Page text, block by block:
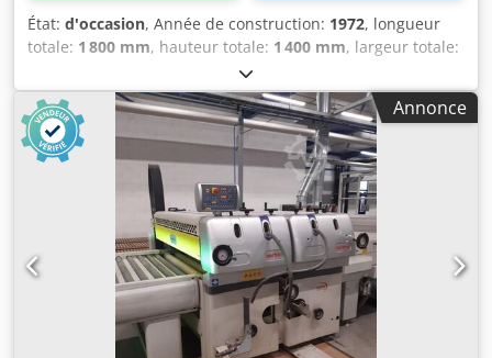
État: d'occasion, Année de construction: 1972, longueur
totale: 1 800 mm, hauteur totale: 1 400 mm, largeur totale:
, Couleur : Vert Poids à vide : 2 000 kg Prix : Sur
demande - Année de fabrication : 1972 - Documentation
disponible : Non - Certificat CE : Non - Commande :
Conventionnelle - Dimensions de transport : 1 800 mm x 2
250 mm x 1 400 mm (L x l x h) - Poids de transport [kg] : 2
000 kg - Emballages de transport [unité] : 1 Informations
financières TVA : Le prix indiqué est majoré de la TVA
TVA/régime de marge : TVA déductible pour les entreprises
Livraison et reprise possibles à tout moment pour tout
équipement industriel Chodezm N Riopfx Am Aoa Lukas
van Rossum
Annonce